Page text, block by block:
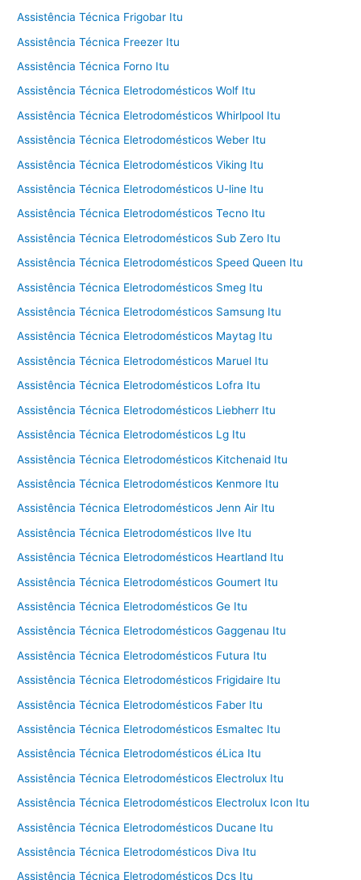
Assistência Técnica Frigobar Itu
Assistência Técnica Freezer Itu
Assistência Técnica Forno Itu
Assistência Técnica Eletrodomésticos Wolf Itu
Assistência Técnica Eletrodomésticos Whirlpool Itu
Assistência Técnica Eletrodomésticos Weber Itu
Assistência Técnica Eletrodomésticos Viking Itu
Assistência Técnica Eletrodomésticos U-line Itu
Assistência Técnica Eletrodomésticos Tecno Itu
Assistência Técnica Eletrodomésticos Sub Zero Itu
Assistência Técnica Eletrodomésticos Speed Queen Itu
Assistência Técnica Eletrodomésticos Smeg Itu
Assistência Técnica Eletrodomésticos Samsung Itu
Assistência Técnica Eletrodomésticos Maytag Itu
Assistência Técnica Eletrodomésticos Maruel Itu
Assistência Técnica Eletrodomésticos Lofra Itu
Assistência Técnica Eletrodomésticos Liebherr Itu
Assistência Técnica Eletrodomésticos Lg Itu
Assistência Técnica Eletrodomésticos Kitchenaid Itu
Assistência Técnica Eletrodomésticos Kenmore Itu
Assistência Técnica Eletrodomésticos Jenn Air Itu
Assistência Técnica Eletrodomésticos Ilve Itu
Assistência Técnica Eletrodomésticos Heartland Itu
Assistência Técnica Eletrodomésticos Goumert Itu
Assistência Técnica Eletrodomésticos Ge Itu
Assistência Técnica Eletrodomésticos Gaggenau Itu
Assistência Técnica Eletrodomésticos Futura Itu
Assistência Técnica Eletrodomésticos Frigidaire Itu
Assistência Técnica Eletrodomésticos Faber Itu
Assistência Técnica Eletrodomésticos Esmaltec Itu
Assistência Técnica Eletrodomésticos éLica Itu
Assistência Técnica Eletrodomésticos Electrolux Itu
Assistência Técnica Eletrodomésticos Electrolux Icon Itu
Assistência Técnica Eletrodomésticos Ducane Itu
Assistência Técnica Eletrodomésticos Diva Itu
Assistência Técnica Eletrodomésticos Dcs Itu